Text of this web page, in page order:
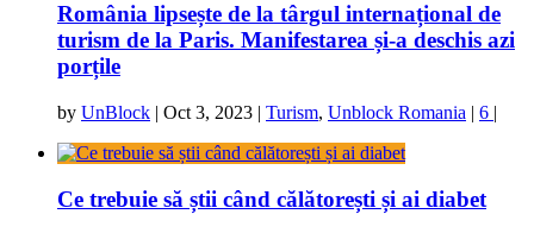
România lipsește de la târgul internațional de
turism de la Paris. Manifestarea și-a deschis azi
porțile
by UnBlock | Oct 3, 2023 | Turism, Unblock Romania | 6 |
Ce trebuie să știi când călătorești și ai diabet